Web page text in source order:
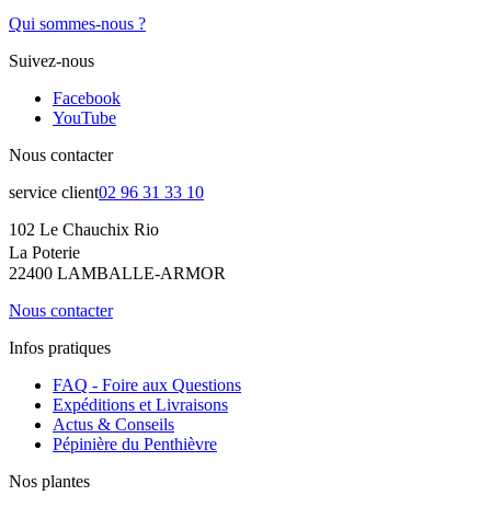
Qui sommes-nous ?
Suivez-nous
Facebook
YouTube
Nous contacter
service client02 96 31 33 10
102 Le Chauchix Rio
La Poterie
22400 LAMBALLE-ARMOR
Nous contacter
Infos pratiques
FAQ - Foire aux Questions
Expéditions et Livraisons
Actus & Conseils
Pépinière du Penthièvre
Nos plantes